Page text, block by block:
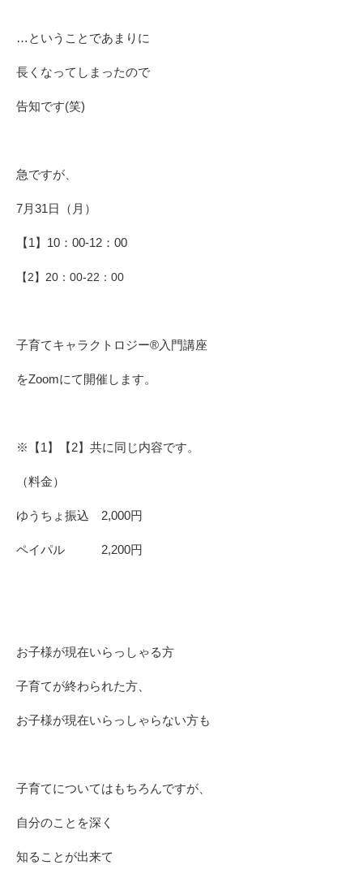
…ということであまりに
長くなってしまったので
告知です(笑)
急ですが、
7月31日（月）
【1】10：00-12：00
【2】20：00-22：00
子育てキャラクトロジー®入門講座
をZoomにて開催します。
※【1】【2】共に同じ内容です。
（料金）
ゆうちょ振込 2,000円
ペイパル 2,200円
お子様が現在いらっしゃる方
子育てが終わられた方、
お子様が現在いらっしゃらない方も
子育てについてはもちろんですが、
自分のことを深く
知ることが出来て